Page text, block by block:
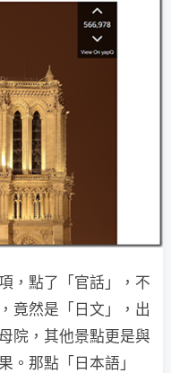
，點了「官話」，不
竟然是「日文」，出
院，其他景點更是與
。那點「日本語」